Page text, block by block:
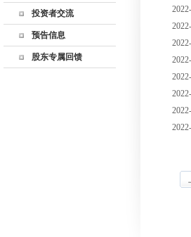
公司高管
公司章程
公司制度
历年利润分配
股东回报规划
投资者交流
联系方式
董秘邮箱
预告信息
股东专属回馈